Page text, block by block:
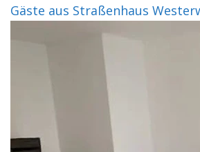
Gäste aus Straßenhaus